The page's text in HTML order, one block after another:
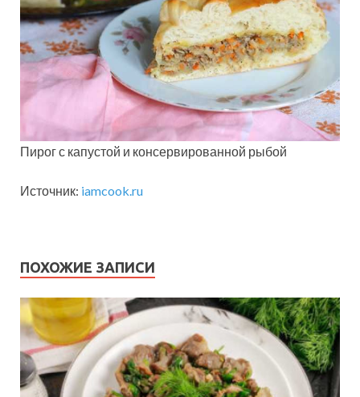
Пирог с капустой и консервированной рыбой
Источник: iamcook.ru
ПОХОЖИЕ ЗАПИСИ